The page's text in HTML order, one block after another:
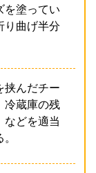
を塗ってい
り曲げ半分
挟んだチー
冷蔵庫の残
などを適当